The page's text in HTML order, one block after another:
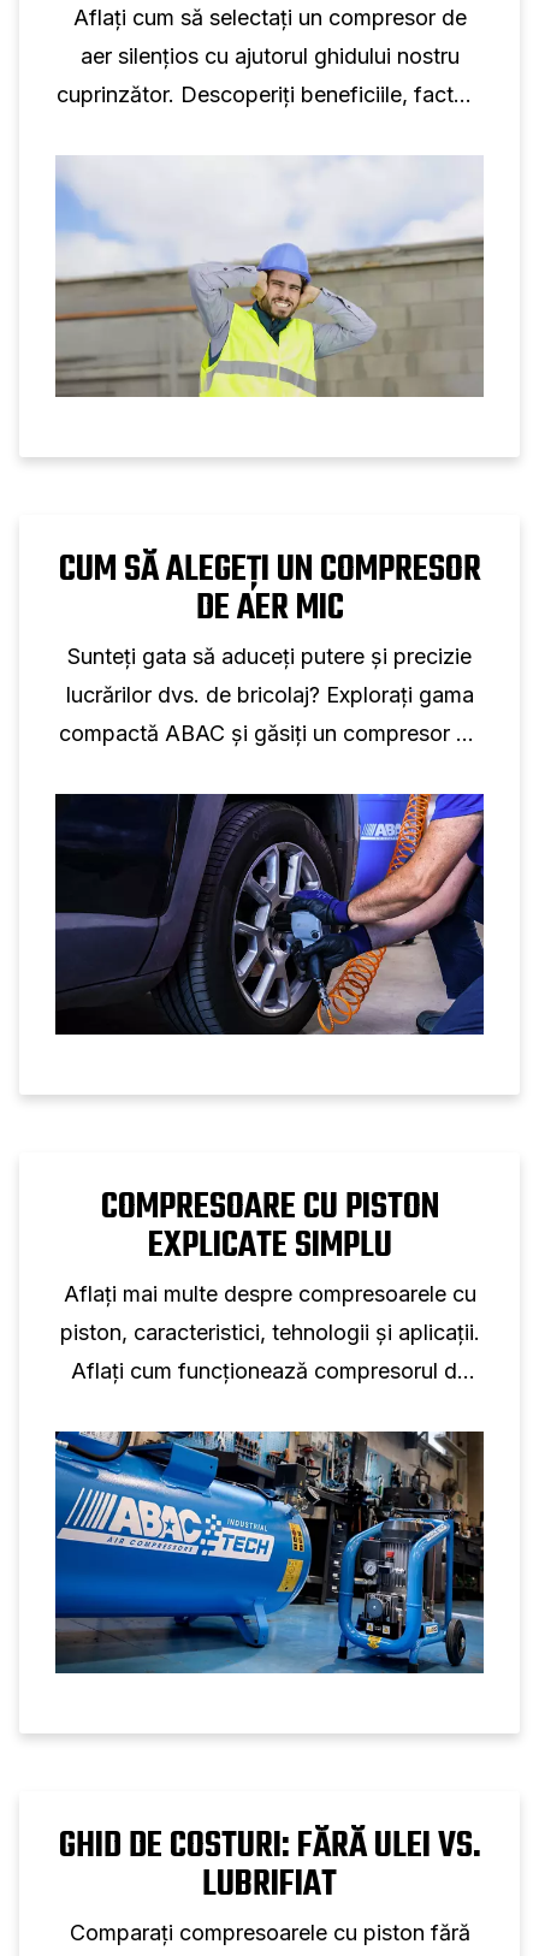
Aflați cum să selectați un compresor de
aer silențios cu ajutorul ghidului nostru
cuprinzător. Descoperiți beneficiile, factorii
CUM SĂ ALEGEȚI UN COMPRESOR
DE AER MIC
Sunteți gata să aduceți putere și precizie
lucrărilor dvs. de bricolaj? Explorați gama
compactă ABAC și găsiți un compresor de
ambiției dvs.
COMPRESOARE CU PISTON
EXPLICATE SIMPLU
Aflați mai multe despre compresoarele cu
piston, caracteristici, tehnologii și aplicații.
Aflați cum funcționează compresorul de
GHID DE COSTURI: FĂRĂ ULEI VS.
LUBRIFIAT
Comparați compresoarele cu piston fără